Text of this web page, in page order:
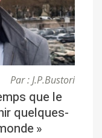
Par : J.P.Bustori
que le
quelques-
»